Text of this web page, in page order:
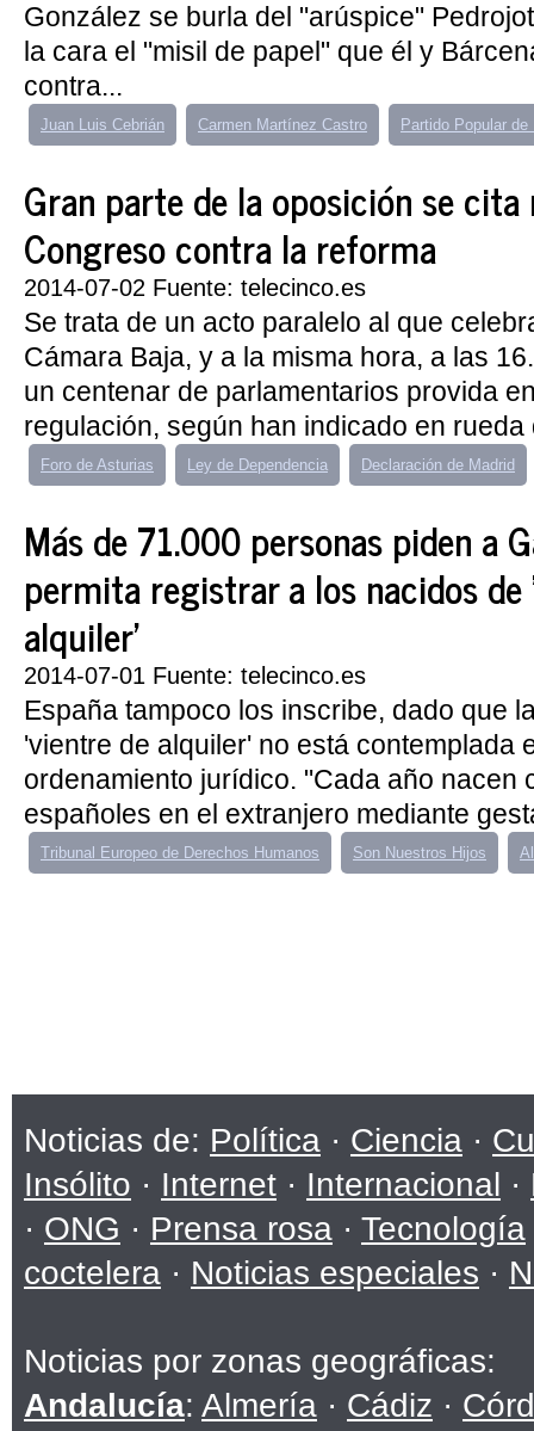
González se burla del "arúspice"
la cara el "misil de papel" que él y
contra...
Juan Luis Cebrián Carmen Martínez Castro Partido Popular de
Gran parte de la oposición se cita
Congreso contra la reforma
2014-07-02 Fuente: telecinco.es
Se trata de un acto paralelo al que
Cámara Baja, y a la misma hora, a las
un centenar de parlamentarios provida
regulación, según han indicado en rueda
Foro de Asturias Ley de Dependencia Declaración de Madrid
Más de 71.000 personas piden a
permita registrar a los nacidos
alquiler'
2014-07-01 Fuente: telecinco.es
España tampoco los inscribe, dado que
'vientre de alquiler' no está contemplada
ordenamiento jurídico. "Cada año nacen
españoles en el extranjero mediante
Tribunal Europeo de Derechos Humanos Son Nuestros Hijos
Noticias de: Política · Ciencia ·
Insólito · Internet · Internacional ·
· ONG · Prensa rosa · Tecnología
coctelera · Noticias especiales ·
Noticias por zonas geográficas:
Andalucía: Almería · Cádiz ·